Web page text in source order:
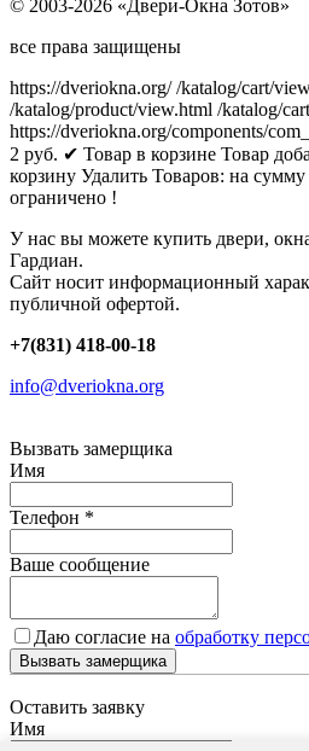
© 2003-2026 «Двери-Окна Зотов»
все права защищены
https://dveriokna.org/ /katalog/cart/
/katalog/product/view.html /katalog/
https://dveriokna.org/components/
2 руб. ✔ Товар в корзине Товар
корзину Удалить Товаров: на сумму
ограничено !
У нас вы можете купить двери,
Гардиан.
Сайт носит информационный
публичной офертой.
+7(831) 418-00-18
info@dveriokna.org
Вызвать замерщика
Имя
Телефон *
Ваше сообщение
Даю согласие на обработку
Вызвать замерщика
Оставить заявку
Имя